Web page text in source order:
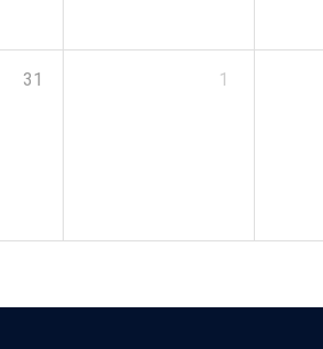
31 1